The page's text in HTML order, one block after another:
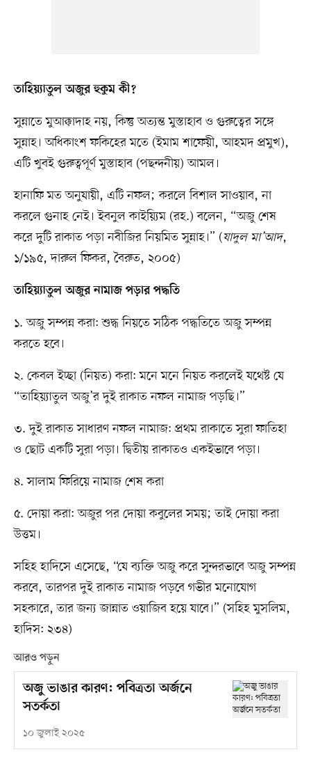
তাহিয়্যাতুল অজুর হুকুম কী?
সুন্নাতে মুআক্কাদাহ নয়, কিন্তু অত্যন্ত মুস্তাহাব ও গুরুত্বের সঙ্গে
সুন্নাহ। অধিকাংশ ফকিহের মতে (ইমাম শাফেয়ী, আহমদ প্রমুখ),
এটি খুবই গুরুত্বপূর্ণ মুস্তাহাব (পছন্দনীয়) আমল।
হানাফি মত অনুযায়ী, এটি নফল; করলে বিশাল সাওয়াব, না
করলে গুনাহ নেই। ইবনুল কাইয়্যিম (রহ.) বলেন, “অজু শেষ
করে দুটি রাকাত পড়া নবীজির নিয়মিত সুন্নাহ।” (যাদুল মা’আদ,
১/১৯৫, দারুল ফিকর, বৈরুত, ২০০৫)
তাহিয়্যাতুল অজুর নামাজ পড়ার পদ্ধতি
১. অজু সম্পন্ন করা: শুদ্ধ নিয়তে সঠিক পদ্ধতিতে অজু সম্পন্ন
করতে হবে।
২. কেবল ইচ্ছা (নিয়ত) করা: মনে মনে নিয়ত করলেই যথেষ্ট যে
“তাহিয়্যাতুল অজু’র দুই রাকাত নফল নামাজ পড়ছি।”
৩. দুই রাকাত সাধারণ নফল নামাজ: প্রথম রাকাতে সুরা ফাতিহা
ও ছোট একটি সুরা পড়া। দ্বিতীয় রাকাতও একইভাবে পড়া।
৪. সালাম ফিরিয়ে নামাজ শেষ করা
৫. দোয়া করা: অজুর পর দোয়া কবুলের সময়; তাই দোয়া করা
উত্তম।
সহিহ হাদিসে এসেছে, “যে ব্যক্তি অজু করে সুন্দরভাবে অজু সম্পন্ন
করবে, তারপর দুই রাকাত নামাজ পড়বে গভীর মনোযোগ
সহকারে, তার জন্য জান্নাত ওয়াজিব হয়ে যাবে।” (সহিহ মুসলিম,
হাদিস: ২৩৪)
আরও পড়ুন
অজু ভাঙার কারণ: পবিত্রতা অর্জনে
সতর্কতা
১০ জুলাই ২০২৫